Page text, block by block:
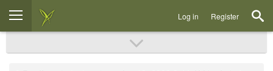
Log in Register